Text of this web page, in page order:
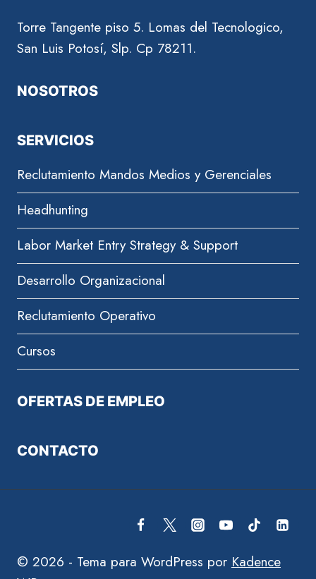
Torre Tangente piso 5. Lomas del Tecnologico,
San Luis Potosí, Slp. Cp 78211.
NOSOTROS
SERVICIOS
Reclutamiento Mandos Medios y Gerenciales
Headhunting
Labor Market Entry Strategy & Support
Desarrollo Organizacional
Reclutamiento Operativo
Cursos
OFERTAS DE EMPLEO
CONTACTO
© 2026 - Tema para WordPress por Kadence